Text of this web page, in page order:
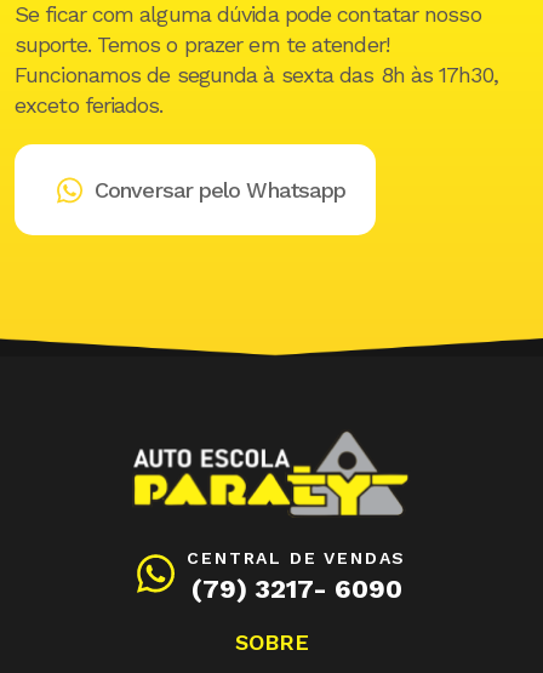
Se ficar com alguma dúvida pode contatar nosso
suporte. Temos o prazer em te atender!
Funcionamos de segunda à sexta das 8h às 17h30,
exceto feriados.
Conversar pelo Whatsapp
CENTRAL DE VENDAS
(79) 3217- 6090
SOBRE